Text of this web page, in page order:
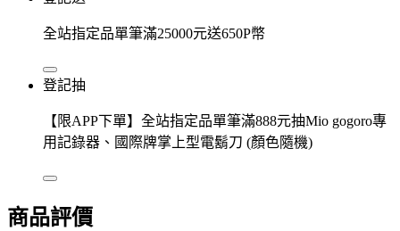
全站指定品單筆滿25000元送650P幣
登記抽
【限APP下單】全站指定品單筆滿888元抽Mio gogoro專
用記錄器、國際牌掌上型電鬍刀 (顏色隨機)
商品評價